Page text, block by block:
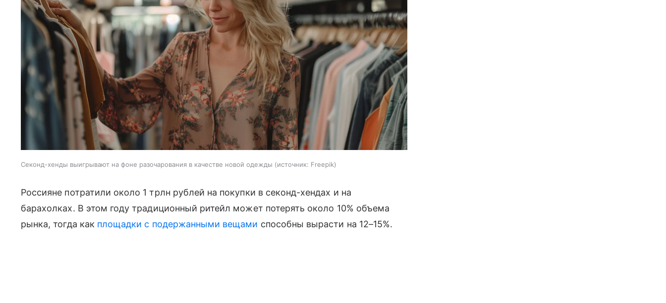
Секонд-хенды выигрывают на фоне разочарования в качестве новой одежды источник: Freepik
Россияне потратили около 1 трлн рублей на покупки в секонд-хендах и на
барахолках. В этом году традиционный ритейл может потерять около 10% объема
рынка, тогда как площадки с подержанными вещами способны вырасти на 12–15%.